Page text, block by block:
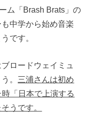
ム「Brash Brats」の
中学から始め音楽
です。
ロードウェイミュ
。 三浦さんは初め
「日本で上演する
うです。